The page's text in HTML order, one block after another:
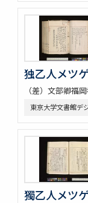
独乙人メツ
（差）文部卿福
東京大学文書館デ
獨乙人メツ